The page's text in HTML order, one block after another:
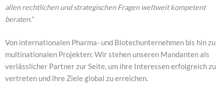
allen recht­li­chen und stra­te­gi­schen Fra­gen welt­weit kom­pe­tent
bera­ten.”
Von inter­na­tio­na­len Phar­ma- und Bio­tech­un­ter­neh­men bis hin zu
mul­ti­na­tio­na­len Pro­jek­ten: Wir ste­hen unse­ren Man­dan­ten als
ver­läss­li­cher Part­ner zur Sei­te, um ihre Inter­es­sen erfolg­reich zu
ver­tre­ten und ihre Zie­le glo­bal zu errei­chen.